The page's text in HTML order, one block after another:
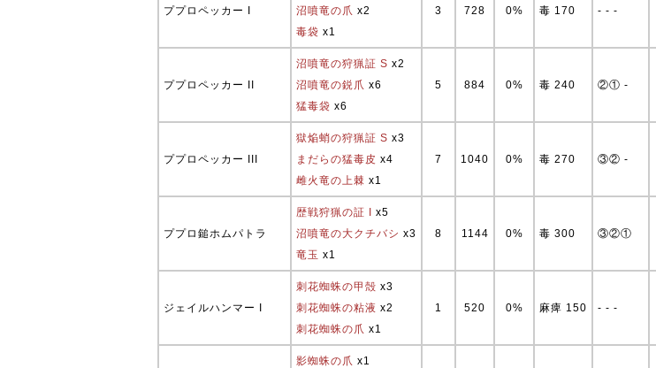
ププロペッカー I
沼噴竜の爪 x2
毒袋 x1
3 728 0% 毒 170 - - -
ププロペッカー II
沼噴竜の狩猟証 S x2
沼噴竜の鋭爪 x6
猛毒袋 x6
5 884 0% 毒 240 ②① -
ププロペッカー III
獄焔蛸の狩猟証 S x3
まだらの猛毒皮 x4
雌火竜の上棘 x1
7 1040 0% 毒 270 ③② -
ププロ鎚ホムパトラ
歴戦狩猟の証 I
x5
沼噴竜の大クチバシ x3
竜玉 x1
8 1144 0% 毒 300 ③②①
ジェイルハンマー I
刺花蜘蛛の甲殻 x3
刺花蜘蛛の粘液 x2
刺花蜘蛛の爪 x1
1 520 0% 麻痺 150 - - -
影蜘蛛の爪 x1